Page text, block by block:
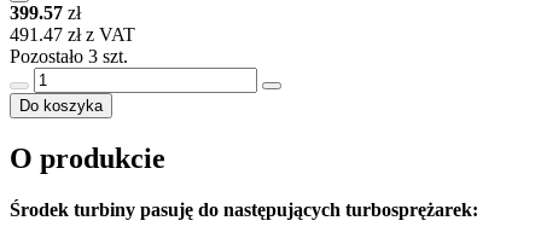
399.57 zł
491.47 zł z VAT
Pozostało 3 szt.
Do koszyka
O produkcie
Środek turbiny pasuję do następujących turbosprężarek: